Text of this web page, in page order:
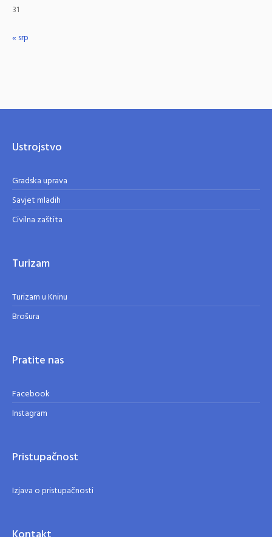
31
« srp
Ustrojstvo
Gradska uprava
Savjet mladih
Civilna zaštita
Turizam
Turizam u Kninu
Brošura
Pratite nas
Facebook
Instagram
Pristupačnost
Izjava o pristupačnosti